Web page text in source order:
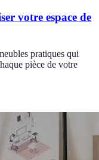
votre espace de
pratiques qui
pièce de votre